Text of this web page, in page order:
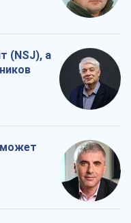
(NSJ), а
может